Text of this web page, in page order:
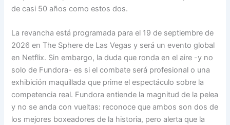
de casi 50 años como estos dos.
La revancha está programada para el 19 de septiembre de
2026 en The Sphere de Las Vegas y será un evento global
en Netflix. Sin embargo, la duda que ronda en el aire -y no
solo de Fundora- es si el combate será profesional o una
exhibición maquillada que prime el espectáculo sobre la
competencia real. Fundora entiende la magnitud de la pelea
y no se anda con vueltas: reconoce que ambos son dos de
los mejores boxeadores de la historia, pero alerta que la